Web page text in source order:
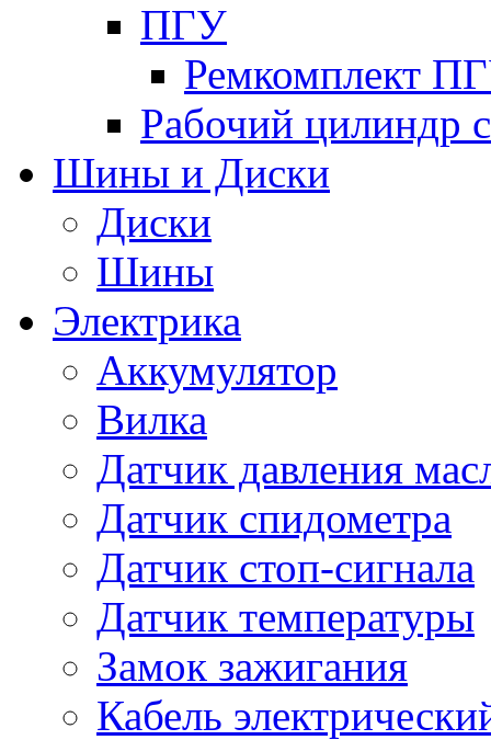
ПГУ
Ремкомплект
Рабочий цилиндр
Шины и Диски
Диски
Шины
Электрика
Аккумулятор
Вилка
Датчик давления
Датчик спидометра
Датчик стоп-сигнала
Датчик температуры
Замок зажигания
Кабель